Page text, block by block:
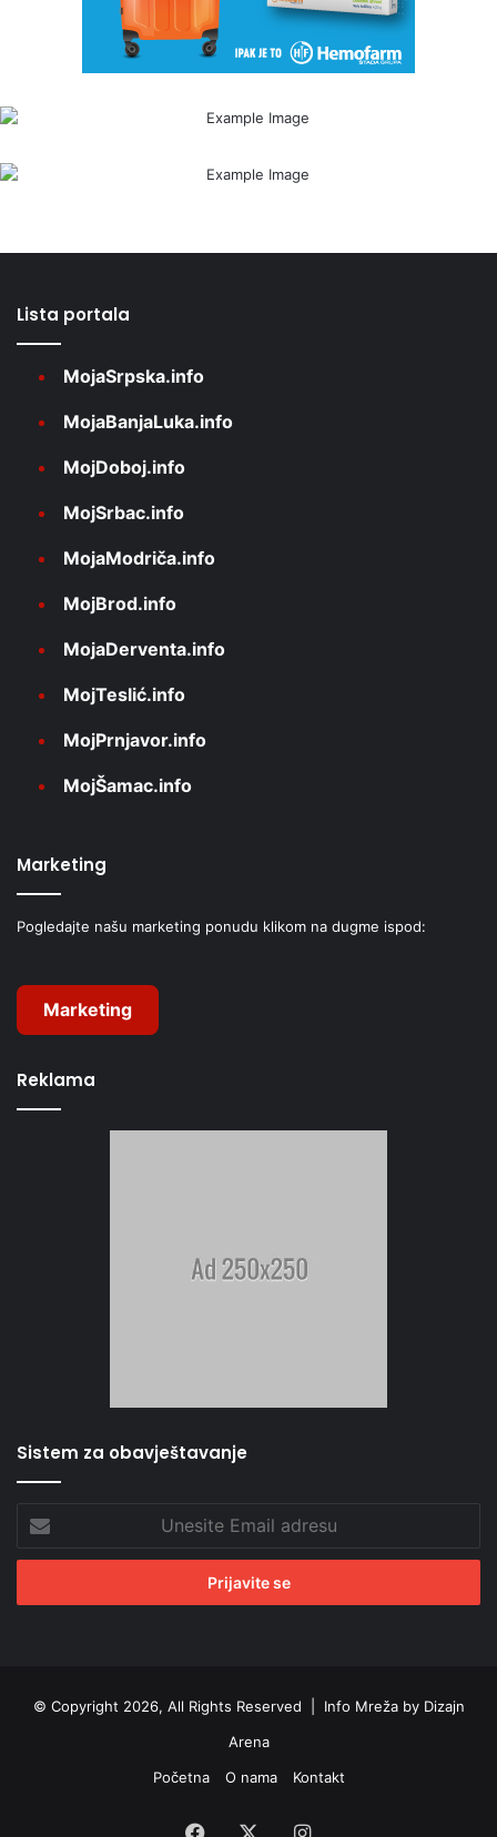
Lista portala
MojaSrpska.info
MojaBanjaLuka.info
MojDoboj.info
MojSrbac.info
MojaModriča.info
MojBrod.info
MojaDerventa.info
MojTeslić.info
MojPrnjavor.info
MojŠamac.info
Marketing
Pogledajte našu marketing ponudu klikom na dugme ispod:
Marketing
Reklama
Sistem za obavještavanje
Unesite
Email
adresu
© Copyright 2026, All Rights Reserved | Info Mreža by Dizajn
Arena
Početna
O nama Kontakt